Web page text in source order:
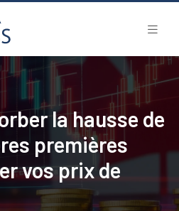
la hausse de
premières
vos prix de